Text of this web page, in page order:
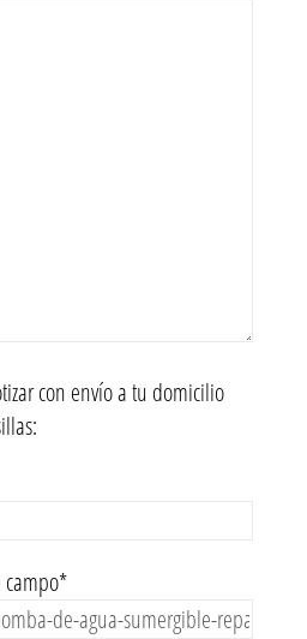
con envío a tu domicilio
campo*